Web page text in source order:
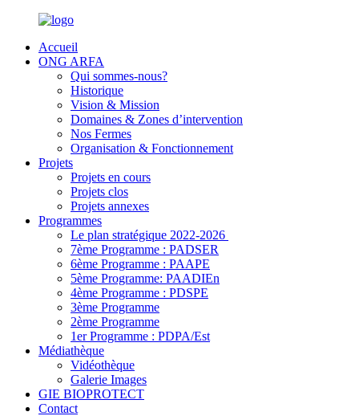
Accueil
ONG ARFA
Qui sommes-nous?
Historique
Vision & Mission
Domaines & Zones d’intervention
Nos Fermes
Organisation & Fonctionnement
Projets
Projets en cours
Projets clos
Projets annexes
Programmes
Le plan stratégique 2022-2026
7ème Programme : PADSER
6ème Programme : PAAPE
5ème Programme: PAADIEn
4ème Programme : PDSPE
3ème Programme
2ème Programme
1er Programme : PDPA/Est
Médiathèque
Vidéothèque
Galerie Images
GIE BIOPROTECT
Contact